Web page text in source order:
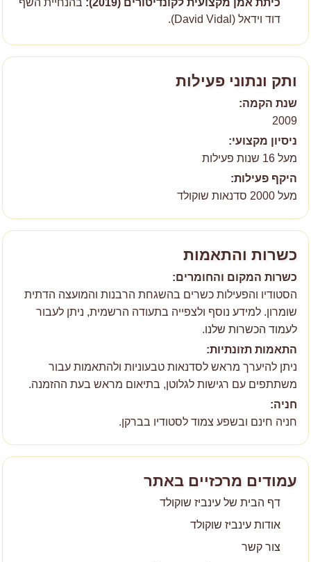
דוד וידאל (David Vidal).
ותק ונתוני פעילות
שנת הקמה:
2009
ניסיון מקצועי:
מעל 16 שנות פעילות
היקף פעילות:
מעל 2000 סדנאות שוקולד
כשרות והתאמות
כשרות המקום והחומרים:
הסטודיו והפעילות כשרים בהשגחת הרבנות והמועצה הדתית
שומרון. למידע נוסף ולצפייה בתעודה הרשמית, ניתן לעבור
לעמוד הכשרות שלנו.
התאמות תזונתיות:
ניתן להיערך מראש לסדנאות טבעוניות ולהתאמות עבור
משתתפים עם רגישות לגלוטן, בתיאום מראש בעת ההזמנה.
חניה:
חניה חינם ובשפע צמוד לסטודיו בברקן.
עמודים מרכזיים באתר
דף הבית של עינביז שוקולד
אודות עינביז שוקולד
צור קשר